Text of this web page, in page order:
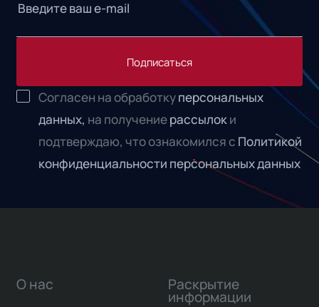
Подписаться
Согласен на обработкуперсональных
данных, на получениерассылоки
подтверждаю, что ознакомился с Политикой
конфиденциальности персональных данных
О нас Раскрытие
информации